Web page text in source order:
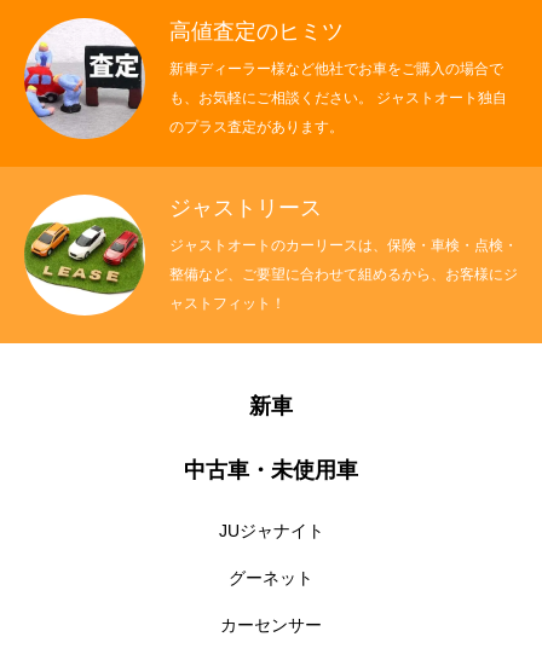
高値査定のヒミツ
新車ディーラー様など他社でお車をご購入の場合で
も、お気軽にご相談ください。 ジャストオート独自
のプラス査定があります。
ジャストリース
ジャストオートのカーリースは、保険・車検・点検・
整備など、ご要望に合わせて組めるから、お客様にジ
ャストフィット！
新車
中古車・未使用車
JUジャナイト
グーネット
カーセンサー